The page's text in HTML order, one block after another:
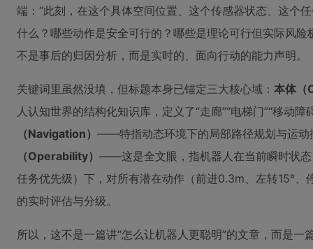
端：“此刻，在这个具体空间位置、这个传感器状态、这个
什么？哪些动作是安全可行的？哪些是理论可行但实际风
不是事后的归因分析，而是实时的、面向行动的能力声明。
关键词里虽然没填，但标题本身已锚定三大核心域： 本体（
人认知世界的结构化知识库，定义了“走廊”“电梯门”“移动障
（Navigation） ——特指动态环境下的局部路径规划与运动
（Operability） ——这是全文眼，指机器人在当前瞬时状
任务优先级）下，对所有潜在动作（前进0.3m、左转15°
的实时评估与分级。
所以，这不是一篇讲“怎么让机器人更聪明”的文章，而是一